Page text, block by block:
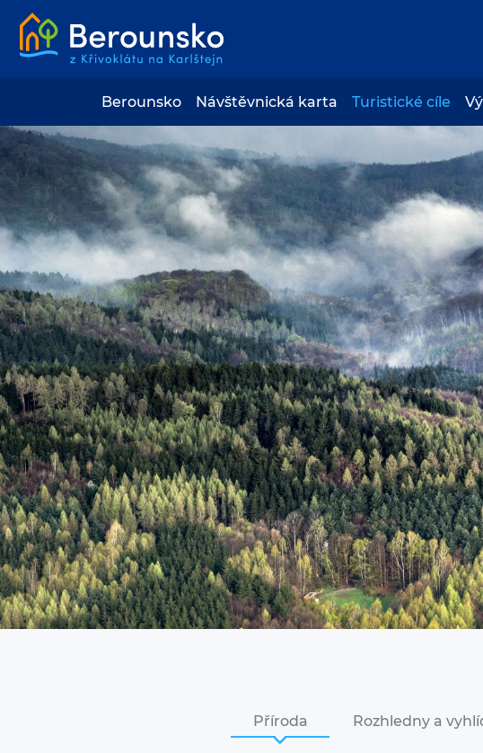
Berounsko Návštěvnická karta Turistické cíle
Příroda Rozhledny a